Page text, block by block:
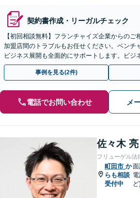
契約書作成・リーガルチェック
【初回相談無料】フランチャイズ企業からのご
加盟店間のトラブルもお任せください。ベンチ
ビジネス展開も全面的にサポートします。ビジ
援も！【夜間・休日相談可能】【完全個室】【
事例を見る(2件)
電話でお問い合わせ メ
佐々木 亮
フリューゲル法
町田市 か
らも相談
受付中
面